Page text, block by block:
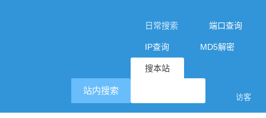
日常搜索 端口查询
IP查询 MD5解密
搜本站
访客
站内搜索